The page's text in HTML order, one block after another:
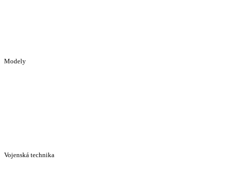
Modely
Vojenská technika